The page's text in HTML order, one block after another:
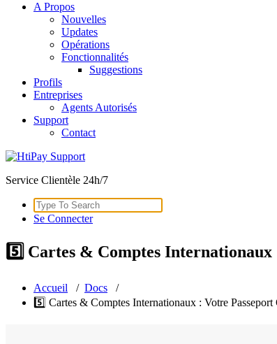
A Propos
Nouvelles
Updates
Opérations
Fonctionnalités
Suggestions
Profils
Entreprises
Agents Autorisés
Support
Contact
Service Clientèle 24h/7
Search
for:
Se Connecter
5️⃣ Cartes & Comptes
Accueil / Docs /
5️⃣ Cartes & Comptes Internationaux : Votre Passeport